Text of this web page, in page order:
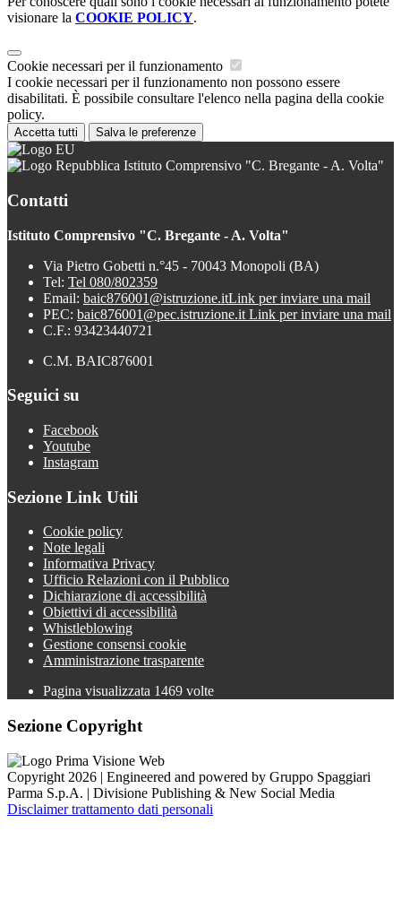
visionare la COOKIE POLICY.
Cookie necessari per il funzionamento
I cookie necessari per il funzionamento non possono essere
disabilitati. È possibile consultare l'elenco nella pagina della cookie
policy.
Accetta tutti Salva le preferenze
Istituto Comprensivo "C. Bregante - A. Volta"
Contatti
Istituto Comprensivo "C. Bregante - A. Volta"
Via Pietro Gobetti n.°45 - 70043 Monopoli (BA)
Tel: Tel 080/802359
Email: baic876001@istruzione.itLink per inviare una mail
PEC: baic876001@pec.istruzione.it Link per inviare una mail
C.F.: 93423440721
C.M. BAIC876001
Seguici su
Facebook
Youtube
Instagram
Sezione Link Utili
Cookie policy
Note legali
Informativa Privacy
Ufficio Relazioni con il Pubblico
Dichiarazione di accessibilità
Obiettivi di accessibilità
Whistleblowing
Gestione consensi cookie
Amministrazione trasparente
Pagina visualizzata 1469 volte
Sezione Copyright
Copyright 2026 | Engineered and powered by Gruppo Spaggiari
Parma S.p.A. | Divisione Publishing & New Social Media
Disclaimer trattamento dati personali